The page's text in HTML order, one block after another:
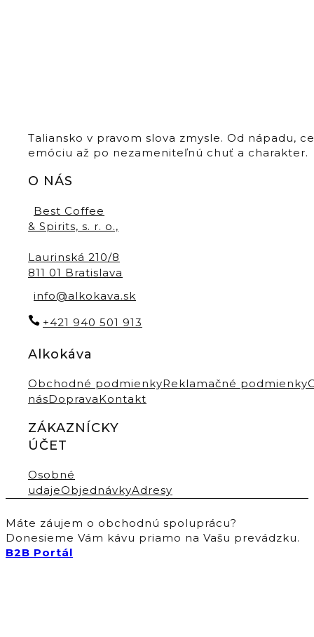
Taliansko v pravom slova zmysle. Od nápadu,
emóciu až po nezameniteľnú chuť a charakter.
O NÁS
Best Coffee
& Spirits, s. r. o.,
Laurinská 210/8
811 01 Bratislava
info@alkokava.sk
+421 940 501 913
Alkokáva
Obchodné podmienkyReklamačné podmienky
násDopravaKontakt
ZÁKAZNÍCKY
ÚČET
Osobné
udajeObjednávkyAdresy
Máte záujem o obchodnú spoluprácu?
Donesieme Vám kávu priamo na Vašu prevádzku.
B2B Portál